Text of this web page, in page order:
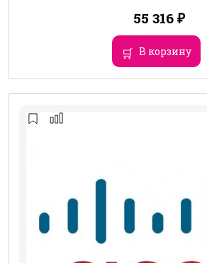
55 316 ₽
В корзину